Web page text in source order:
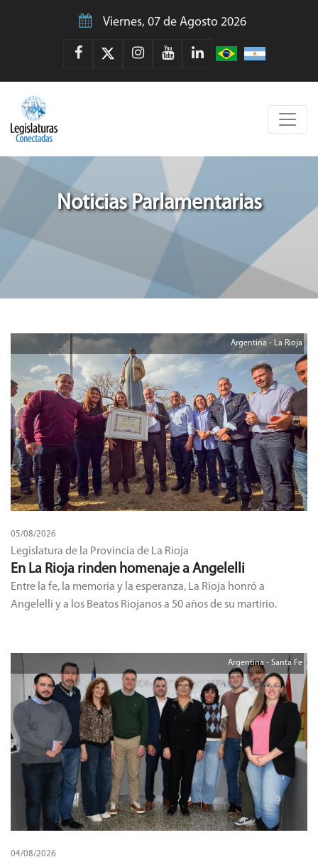
Viernes, 07 de Agosto 2026
Noticias Parlamentarias
05/08/2026
Legislatura de la Provincia de La Rioja
Argentina - La Rioja
En La Rioja rinden homenaje a Angelelli
Entre la fe, la memoria y la esperanza, La Rioja honró a
Angelelli y a los Beatos Riojanos a 50 años de su martirio.
04/08/2026
Argentina - Santa Fe